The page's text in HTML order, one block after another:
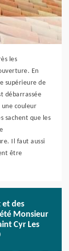
les
En
supérieure de
débarrassée
une couleur
sachent que les
Il faut aussi
être
et des
Monsieur
Cyr Les